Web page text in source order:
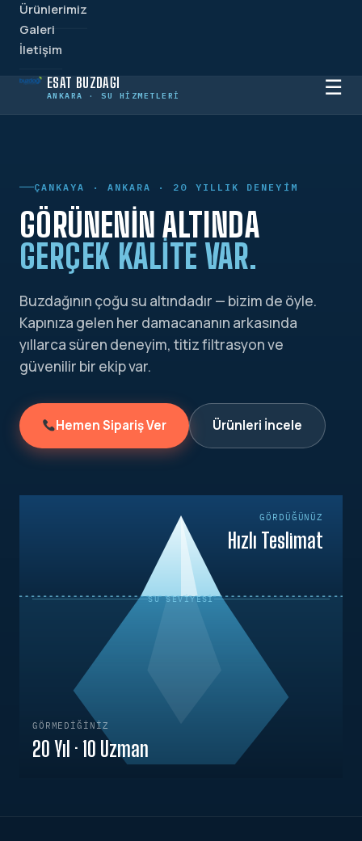
ESAT BUZDAĞI
ANKARA · SU HIZMETLERI
Ürünlerimiz
Galeri
İletişim
☰
ÇANKAYA · ANKARA · 20 YILLIK DENEYIM
GÖRÜNENIN ALTINDA
GERÇEK KALITE VAR.
Buzdağının çoğu su altındadır — bizim de öyle.
Kapınıza gelen her damacananın arkasında
yıllarca süren deneyim, titiz filtrasyon ve
güvenilir bir ekip var.
Hemen Sipariş Ver Ürünleri İncele
GÖRDÜĞÜNÜZ
Hızlı Teslimat
SU SEVIYESI
GÖRMEDIĞINIZ
20 Yıl · 10 Uzman